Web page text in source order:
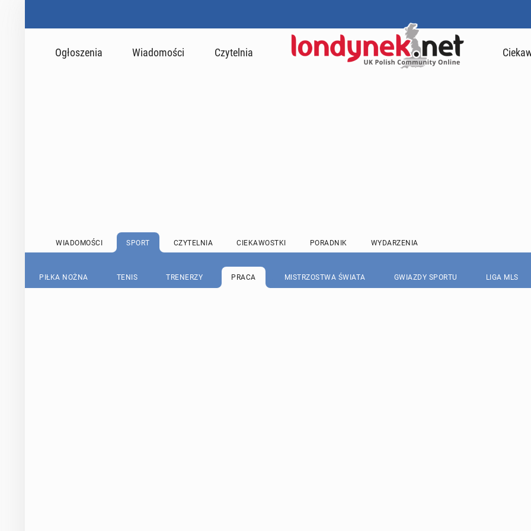
Ogłoszenia Wiadomości Czytelnia
WIADOMOŚCI SPORT CZYTELNIA CIEKAWOSTKI PORADNIK WYDARZENIA
PIŁKA NOŻNA TENIS TRENERZY PRACA MISTRZOSTWA ŚWIATA GWIAZDY SPORTU LIGA MLS